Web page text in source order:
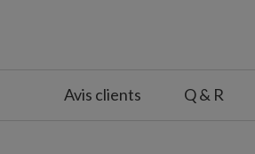
Avis clients Q & R